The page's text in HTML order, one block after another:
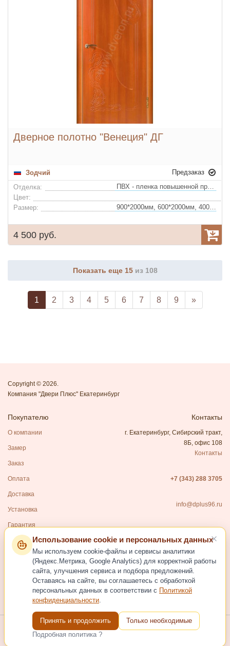
Дверное полотно "Венеция" ДГ
Зодчий
Предзаказ
Отделка:
ПВХ - пленка повышенной прочности
Цвет:
Размер:
900*2000мм, 600*2000мм, 400*2000мм, 700*2000мм, 800*2000мм
4 500 руб.
Показать еще 15 из 108
1 2 3 4 5 6 7 8 9 »
Copyright © 2026.
Компания "Двери Плюс" Екатеринбург
Покупателю
О компании
Замер
Заказ
Оплата
Доставка
Установка
Гарантия
Контакты
г. Екатеринбург, Сибирский тракт,
8Б, офис 108
Контакты
+7 (343) 288 3705
info@dplus96.ru
Каталог
Входные двери
Межкомнатные двери
Фурнитура для дверей
Использование cookie и персональных данных
Мы используем cookie-файлы и сервисы аналитики
(Яндекс.Метрика, Google Analytics) для корректной работы
сайта, улучшения сервиса и подбора предложений.
Оставаясь на сайте, вы соглашаетесь с обработкой
персональных данных в соответствии с
Политикой
конфиденциальности.
Принять и продолжить
Только необходимые
Подробная политика ?